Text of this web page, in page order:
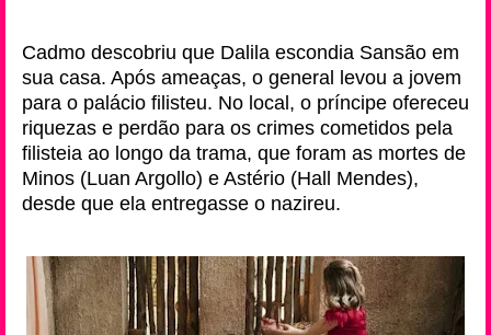
Cadmo descobriu que Dalila escondia Sansão em
sua casa. Após ameaças, o general levou a jovem
para o palácio filisteu. No local, o príncipe ofereceu
riquezas e perdão para os crimes cometidos pela
filisteia ao longo da trama, que foram as mortes de
Minos (Luan Argollo) e Astério (Hall Mendes),
desde que ela entregasse o nazireu.